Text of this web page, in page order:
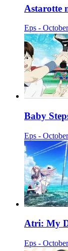
Astarotte
Eps -
Baby
Eps -
Atri: My
Eps -